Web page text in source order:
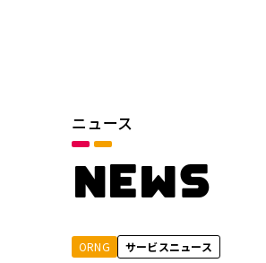
ニュース
NEWS
ORNG サービスニュース
カテゴリ
サービスニュース